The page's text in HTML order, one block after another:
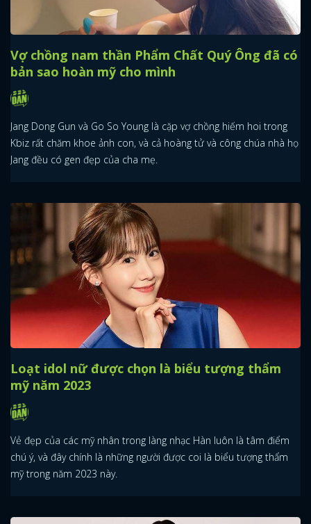
Vợ chồng nam thần Phẩm Chất Quý Ông đã có
bản sao hoàn mỹ cho mình
Jang Dong Gun và Go So Young là cặp vợ chồng hiếm hoi trong
Kbiz rất chăm khoe ảnh con, và cả hoàng tử và công chúa nhà họ
Jang đều có gen đẹp của cha mẹ.
Loạt idol nữ được chọn là biểu tượng thẩm
mỹ năm 2023
Vẻ đẹp của các mỹ nhân trong làng nhạc Hàn luôn là tâm điểm
chú ý, và đây chính là những người được coi là biểu tượng thẩm
mỹ trong năm 2023 này.